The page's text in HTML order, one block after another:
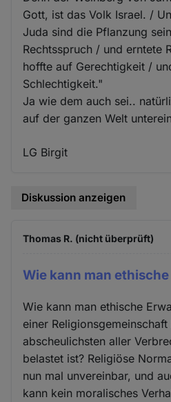
Gott, ist das Volk Israel. /
Juda sind die Pflanzung
Rechtsspruch / und erntete
hoffte auf Gerechtigkeit /
Schlechtigkeit."
Ja wie dem auch sei..
auf der ganzen Welt
LG Birgit
Diskussion anzeigen
Thomas R. (nicht überprüft)
Wie kann man ethische
Wie kann man ethische
einer
abscheulichsten aller
belastet ist? Religiöse
nun mal unvereinbar, und
kann kein moralisches